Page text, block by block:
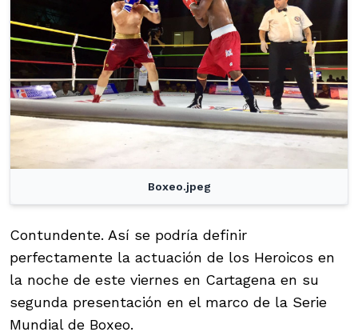
Boxeo.jpeg
Contundente. Así se podría definir
perfectamente la actuación de los Heroicos en
la noche de este viernes en Cartagena en su
segunda presentación en el marco de la Serie
Mundial de Boxeo.